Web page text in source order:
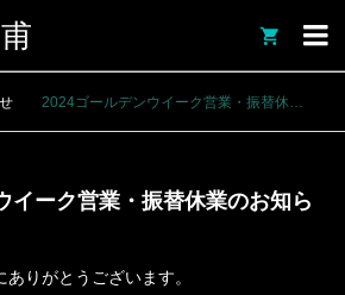

2024ゴールデンウイーク営業・振替休業のお知らせ
イーク営業・振替休業のお知ら
りがとうございます。